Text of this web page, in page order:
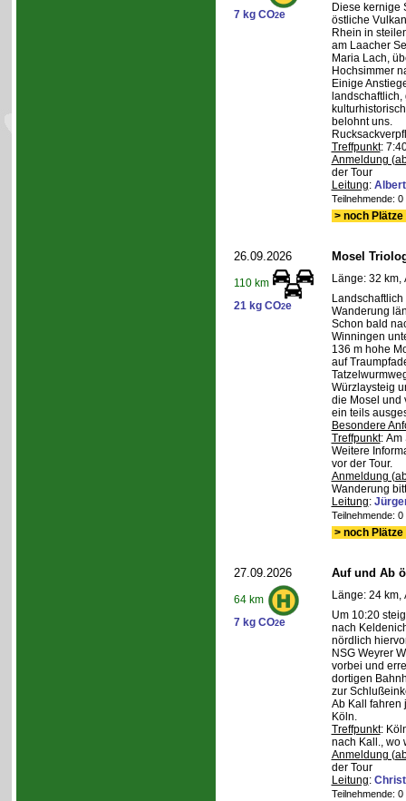
7 kg CO2e
Diese kernige
östliche
Rhein in
am Laacher
Maria Lach,
Hochsimmer
Einige
belohnt uns.
Treffpunkt:
Anmeldung
der Tour
Leitung:
Teilnehmende:
> noch
26.09.2026
110 km
21 kg CO2e
Mosel
Länge: 32 km,
Wanderung
Schon bald
Winningen
136 m hohe
auf
Würzlaysteig
die Mosel und
ein teils
Besondere
Treffpunkt: Am
Weitere
vor der Tour.
Anmeldung
Wanderung
Leitung:
Teilnehmende:
> noch
27.09.2026
64 km
7 kg CO2e
Auf und Ab
Länge: 24 km,
Um 10:20
nach
nördlich
NSG Weyrer
vorbei und
dortigen
zur
Ab Kall fahren
Köln.
Treffpunkt:
nach Kall., wo
Anmeldung
der Tour
Leitung:
Teilnehmende: